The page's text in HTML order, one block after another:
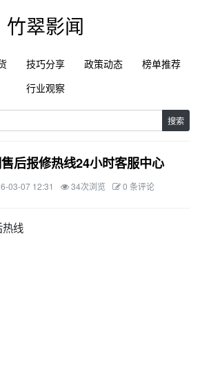
竹翠影闻
技巧分享 政策动态
榜单推荐
行业观察
搜索
后报修热线24小时客服中心
03-07 12:31 34次浏览 0 条评论
线